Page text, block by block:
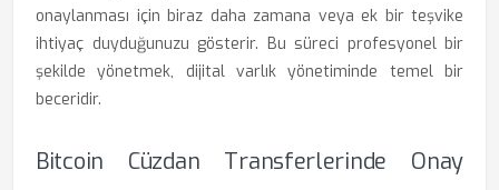
onaylanması için biraz daha zamana veya ek bir teşvike
ihtiyaç duyduğunuzu gösterir. Bu süreci profesyonel bir
şekilde yönetmek, dijital varlık yönetiminde temel bir
beceridir.
Bitcoin Cüzdan Transferlerinde Onay